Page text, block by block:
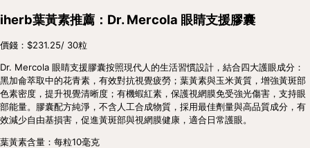
iherb葉黃素推薦：Dr. Mercola 眼睛支援膠囊
價錢：$231.25/ 30粒
Dr. Mercola 眼睛支援膠囊按照現代人的生活習慣設計，結合四大護眼成分：
黑加侖萃取中的花青素，有效對抗視覺疲勞；葉黃素與玉米黃質，增強黃斑部
色素密度，提升視覺清晰度；有機蝦紅素，保護視網膜免受強光傷害，支持眼
部能量。膠囊配方純淨，不含人工合成物質，採用最佳劑量與高品質成分，有
效減少自由基損害，促進黃斑部與視網膜健康，適合日常護眼。
葉黃素含量：每粒10毫克